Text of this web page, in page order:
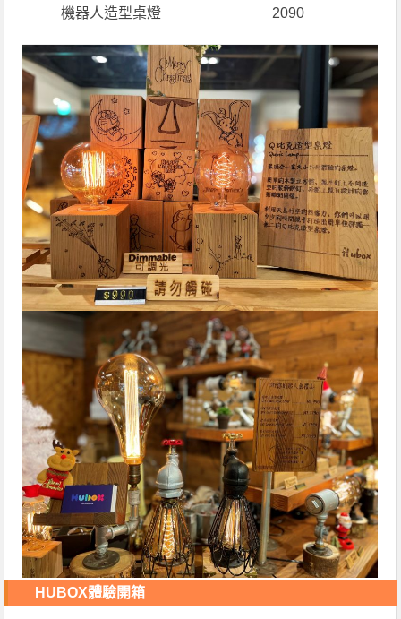
機器人造型桌燈 2090
HUBOX體驗開箱